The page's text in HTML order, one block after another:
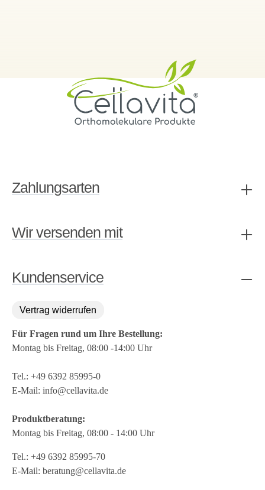
Zahlungsarten
Wir versenden mit
Kundenservice
Vertrag widerrufen
Für Fragen rund um Ihre Bestellung:
Montag bis Freitag, 08:00 -14:00 Uhr
Tel.: +49 6392 85995-0
E-Mail: info@cellavita.de
Produktberatung:
Montag bis Freitag, 08:00 - 14:00 Uhr
Tel.: +49 6392 85995-70
E-Mail: beratung@cellavita.de